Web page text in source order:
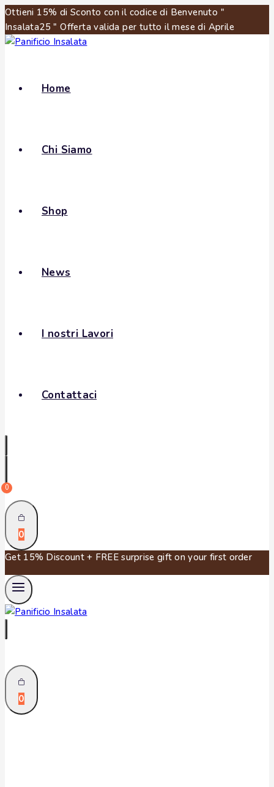
Ottieni 15% di Sconto con il codice di Benvenuto "
Insalata25 " Offerta valida per tutto il mese di Aprile
Home
Chi Siamo
Shop
News
I nostri Lavori
Contattaci
0
0
Get 15% Discount + FREE surprise gift on your first order
0